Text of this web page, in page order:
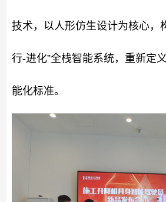
技术，以人形仿生设计为核心，
行-进化”全栈智能系统，重新定
能化标准。